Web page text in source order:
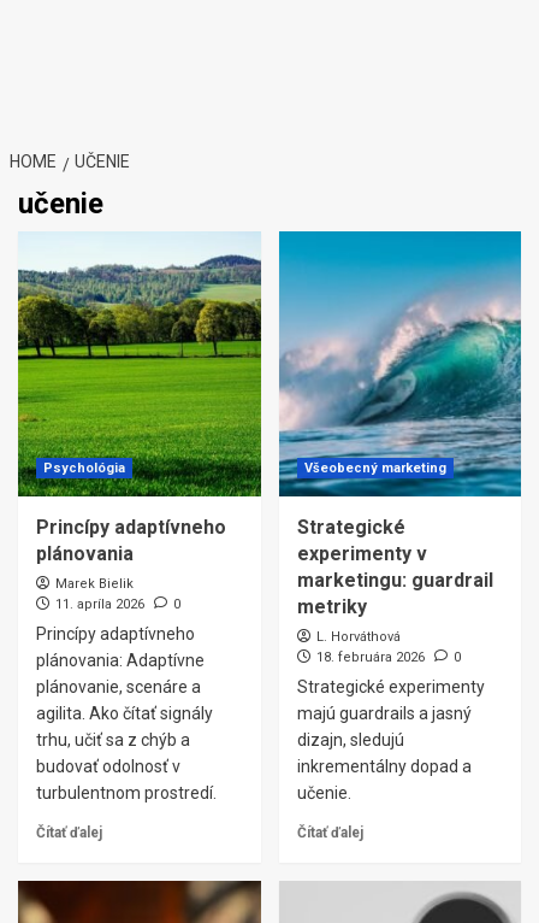
HOME UČENIE
učenie
Psychológia
Princípy adaptívneho
plánovania
Marek Bielik
11. apríla 2026
0
Princípy adaptívneho
plánovania: Adaptívne
plánovanie, scenáre a
agilita. Ako čítať signály
trhu, učiť sa z chýb a
budovať odolnosť v
turbulentnom prostredí.
Čítať ďalej
Všeobecný marketing
Strategické
experimenty v
marketingu: guardrail
metriky
L. Horváthová
18. februára 2026
0
Strategické experimenty
majú guardrails a jasný
dizajn, sledujú
inkrementálny dopad a
učenie.
Čítať ďalej